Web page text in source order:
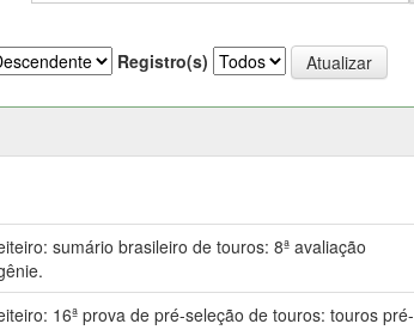
Registro(s)
sumário brasileiro de touros: 8ª avaliação
16ª prova de pré-seleção de touros: touros pré-